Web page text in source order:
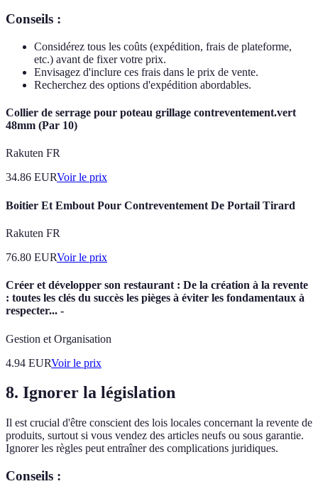
Conseils :
Considérez tous les coûts (expédition, frais de plateforme,
etc.) avant de fixer votre prix.
Envisagez d'inclure ces frais dans le prix de vente.
Recherchez des options d'expédition abordables.
Collier de serrage pour poteau grillage contreventement.vert
48mm (Par 10)
Rakuten FR
34.86 EURVoir le prix
Boitier Et Embout Pour Contreventement De Portail Tirard
Rakuten FR
76.80 EURVoir le prix
Créer et développer son restaurant : De la création à la revente
: toutes les clés du succès les pièges à éviter les fondamentaux à
respecter... -
Gestion et Organisation
4.94 EURVoir le prix
8. Ignorer la législation
Il est crucial d'être conscient des lois locales concernant la revente de
produits, surtout si vous vendez des articles neufs ou sous garantie.
Ignorer les règles peut entraîner des complications juridiques.
Conseils :